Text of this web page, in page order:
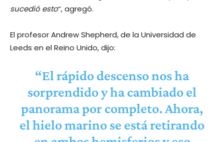
sucedió esto“, agregó.
El profesor Andrew Shepherd, de la Universidad de
Leeds en el Reino Unido, dijo:
“El rápido descenso nos ha
sorprendido y ha cambiado el
panorama por completo. Ahora,
el hielo marino se está retirando